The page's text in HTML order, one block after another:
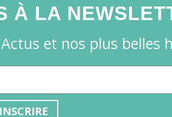
À LA
et nos plus belles